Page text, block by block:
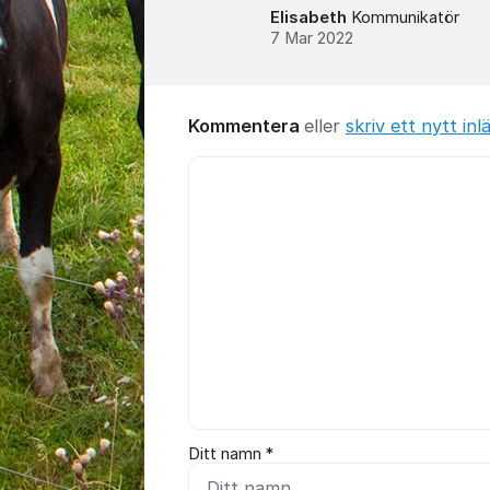
Elisabeth Kommunikatör
7 Mar 2022
Kommentera eller skriv ett nytt
Ditt namn *